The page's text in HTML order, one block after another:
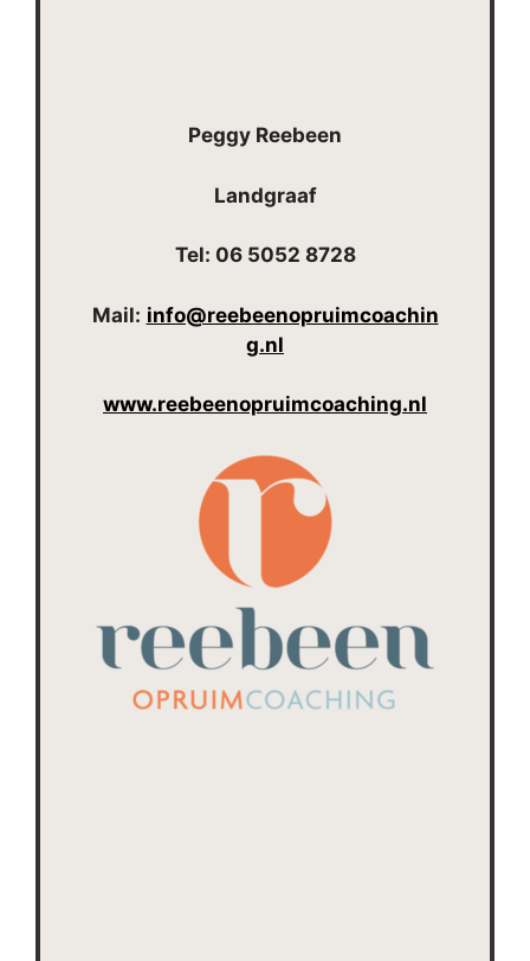
Peggy Reebeen
Landgraaf
Tel: 06 5052 8728
Mail: info@reebeenopruimcoachin
g.nl
www.reebeenopruimcoaching.nl